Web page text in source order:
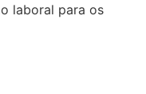
laboral para os